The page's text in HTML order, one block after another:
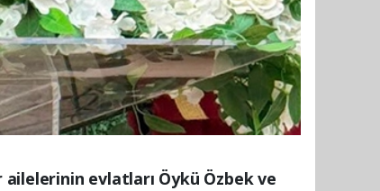
evlatları Öykü Özbek ve